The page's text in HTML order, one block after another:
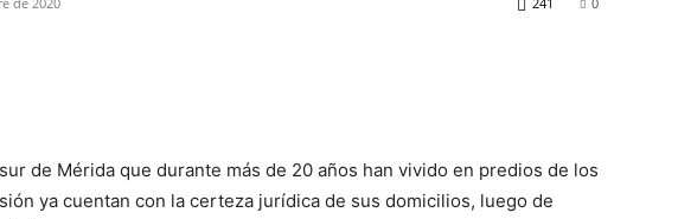
de Mérida que durante más de 20 años han vivido en predios de los
ya cuentan con la certeza jurídica de sus domicilios, luego de